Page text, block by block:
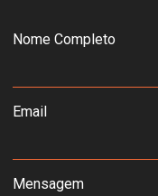
Nome Completo
Email
Mensagem